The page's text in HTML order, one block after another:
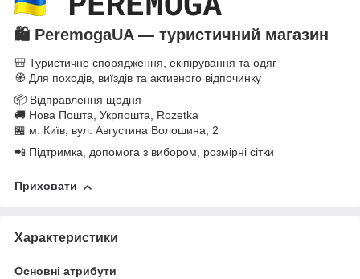
🛍️ PeremogaUA — туристичний магазин
🎒 Туристичне спорядження, екіпірування та одяг
🧭 Для походів, виїздів та активного відпочинку
📦 Відправлення щодня
🚚 Нова Пошта, Укрпошта, Rozetka
🏪 м. Київ, вул. Августина Волошина, 2
📲 Підтримка, допомога з вибором, розмірні сітки
Приховати
Характеристики
Основні атрибути